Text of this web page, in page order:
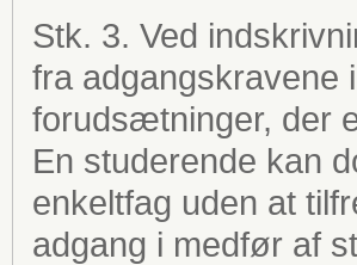
Stk. 3. Ved
fra adgangskravene
forudsætninger, der
En studerende kan
enkeltfag uden at
adgang i medfør af